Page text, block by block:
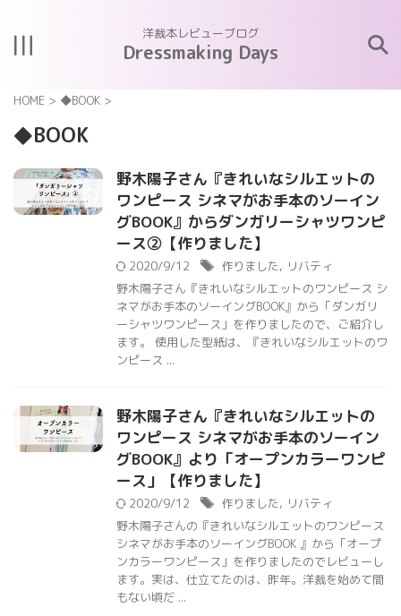
洋裁本レビューブログ
Dressmaking Days
HOME > ◆BOOK >
◆BOOK
野木陽子さん『きれいなシルエットの
ワンピース シネマがお手本のソーイン
グBOOK』からダンガリーシャツワンピ
ース②【作りました】
2020/9/12 作りました, リバティ
野木陽子さん『きれいなシルエットのワンピース シ
ネマがお手本のソーイングBOOK』から「ダンガリ
ーシャツワンピース」を作りましたので、ご紹介し
ます。 使用した型紙は、『きれいなシルエットのワ
ンピース ...
野木陽子さん『きれいなシルエットの
ワンピース シネマがお手本のソーイン
グBOOK』より「オープンカラーワンピ
ース」【作りました】
2020/9/12 作りました, リバティ
野木陽子さんの『きれいなシルエットのワンピース
シネマがお手本のソーイングBOOK 』から「オープ
ンカラーワンピース」を作りましたのでレビューし
ます。実は、仕立てたのは、昨年。洋裁を始めて間
もない頃だ ...